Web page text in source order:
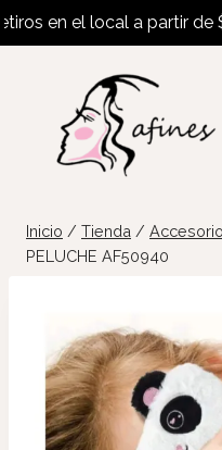
en el local a partir de
contenido
Inicio / Tienda /
PELUCHE AF50940